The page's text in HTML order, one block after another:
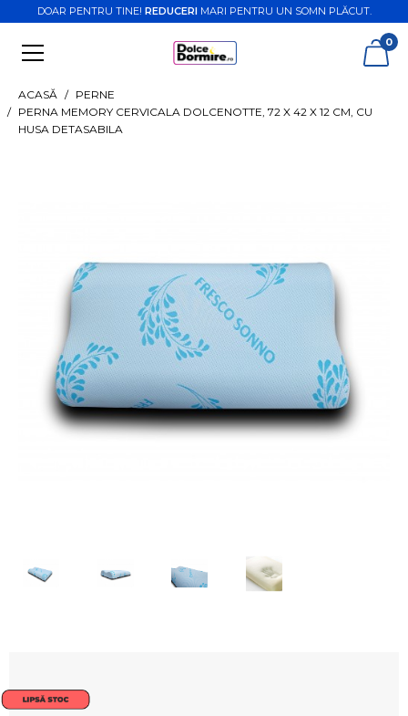
DOAR PENTRU TINE! REDUCERIMARI PENTRU UN SOMN PLĂCUT.
0
ACASĂ
PERNE
PERNA MEMORY CERVICALA DOLCENOTTE, 72 X 42 X 12 CM, CU
HUSA DETASABILA